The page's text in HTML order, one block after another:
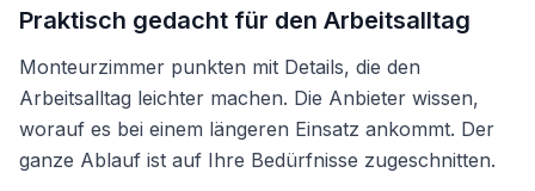
Praktisch gedacht für den Arbeitsalltag
Monteurzimmer punkten mit Details, die den
Arbeitsalltag leichter machen. Die Anbieter wissen,
worauf es bei einem längeren Einsatz ankommt. Der
ganze Ablauf ist auf Ihre Bedürfnisse zugeschnitten.